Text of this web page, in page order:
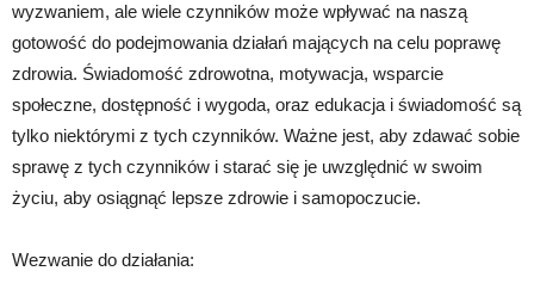
wyzwaniem, ale wiele czynników może wpływać na naszą
gotowość do podejmowania działań mających na celu poprawę
zdrowia. Świadomość zdrowotna, motywacja, wsparcie
społeczne, dostępność i wygoda, oraz edukacja i świadomość są
tylko niektórymi z tych czynników. Ważne jest, aby zdawać sobie
sprawę z tych czynników i starać się je uwzględnić w swoim
życiu, aby osiągnąć lepsze zdrowie i samopoczucie.
Wezwanie do działania: